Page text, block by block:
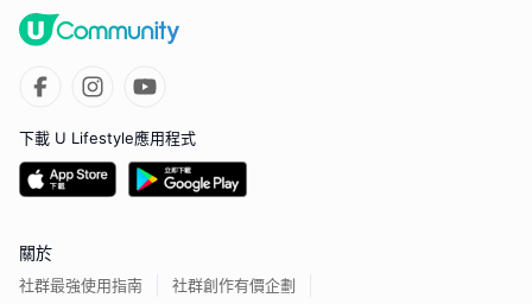
下載 U Lifestyle應用程式
關於
社群最強使用指南 社群創作有價企劃